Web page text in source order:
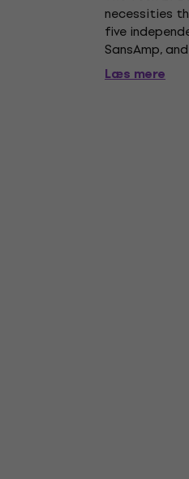
necessities
five
SansAmp,
an XLR
Læs mere